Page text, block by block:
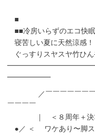
■
■■冷房いらずのエコ快眠
寝苦しい夏に天然涼感！
ぐっすりスヤスヤ竹ひ
━━━━━━
／￣￣￣￣￣￣￣￣
￣￣￣￣
｜ ＜８周年＋決算
●／ ＜ ワケあり〜脚ス